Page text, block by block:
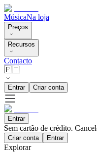
MúsicaNa loja
Preços
Recursos
Contacto
🇵🇹
Entrar Criar conta
Entrar
Sem cartão de crédito.
Criar conta Entrar
Explorar